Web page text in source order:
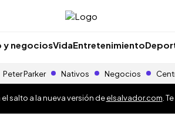
y negociosVidaEntretenimiento
Peter Parker Nativos Negocios
salto a la nueva versión deelsalvador.com .